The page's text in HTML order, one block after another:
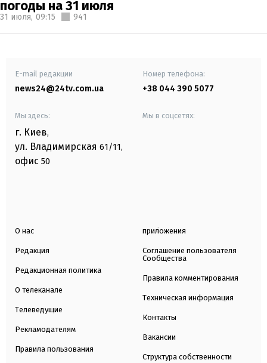
погоды на 31 июля
31 июля, 09:15 941
E-mail редакции
news24@24tv.com.ua
Номер телефона:
+38 044 390 5077
Мы здесь:
г. Киев,
ул. Владимирская 61/11,
офис 50
Мы в соцсетях:
О нас
Редакция
Редакционная политика
О телеканале
Телеведущие
Рекламодателям
Правила пользования
приложения
Соглашение пользователя
Сообщества
Правила комментирования
Техническая информация
Контакты
Вакансии
Структура собственности